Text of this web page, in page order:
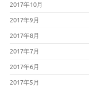
2017年10月
2017年9月
2017年8月
2017年7月
2017年6月
2017年5月